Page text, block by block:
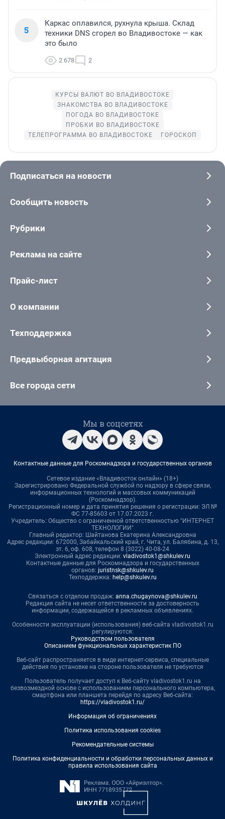
5
Каркас оплавился, рухнула крыша. Склад
техники DNS сгорел во Владивостоке — как
это было
2 678 2
КУРСЫ ВАЛЮТ ВО ВЛАДИВОСТОКЕ
ЗНАКОМСТВА ВО ВЛАДИВОСТОКЕ
ПОГОДА ВО ВЛАДИВОСТОКЕ
ПРОБКИ ВО ВЛАДИВОСТОКЕ
ТЕЛЕПРОГРАММА ВО ВЛАДИВОСТОКЕ
ГОРОСКОП
Подписаться на новости
Сообщить новость
Рубрики
Реклама на сайте
Прайс-лист
О компании
Техподдержка
Предвыборная агитация
Все города сети
Мы в соцсетях
Контактные данные для Роскомнадзора и государственных органов
Сетевое издание «Владивосток онлайн» (18+)
Зарегистрировано Федеральной службой по надзору в сфере связи,
информационных технологий и массовых коммуникаций
(Роскомнадзор).
Регистрационный номер и дата принятия решения о регистрации: ЭЛ №
ФС 77-85603 от 17.07.2023 г.
Учредитель: Общество с ограниченной ответственностью "ИНТЕРНЕТ
ТЕХНОЛОГИИ"
Главный редактор: Шайтанова Екатерина Александровна
Адрес редакции: 672000, Забайкальский край, г. Чита, ул. Балябина, д. 13,
эт. 6, оф. 608, телефон 8 (3022) 40-08-24
Электронный адрес редакции: vladivostok1@shkulev.ru
Контактные данные для Роскомнадзора и государственных
органов: juristnsk@shkulev.ru
Техподдержка: help@shkulev.ru
Связаться с отделом продаж: anna.chugaynova@shkulev.ru
Редакция сайта не несет ответственности за достоверность
информации, содержащейся в рекламных объявлениях.
Особенности эксплуатации (использования) веб-сайта vladivostok1.ru
регулируются:
Руководством пользователя
Описанием функциональных характеристик ПО
Веб-сайт распространяется в виде интернет-сервиса, специальные
действия по установке на стороне пользователя не требуются
Пользователь получает доступ к Веб-сайту vladivostok1.ru на
безвозмездной основе с использованием персонального компьютера,
смартфона или планшета перейдя по адресу Веб-сайта:
https://vladivostok1.ru/
Информация об ограничениях
Политика использования cookies
Рекомендательные системы
Политика конфиденциальности и обработки персональных данных и
правила использования сайта